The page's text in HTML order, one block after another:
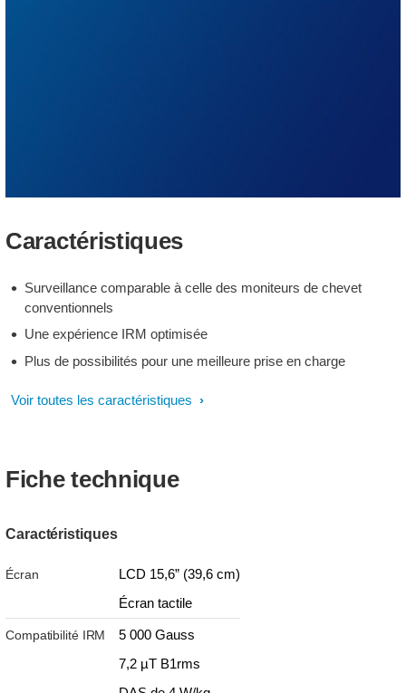
Caractéristiques
Surveillance comparable à celle des moniteurs de chevet
conventionnels
Une expérience IRM optimisée
Plus de possibilités pour une meilleure prise en charge
Voir toutes les caractéristiques
Fiche technique
Caractéristiques
Écran
LCD 15,6” (39,6 cm)
Écran tactile
Compatibilité IRM
5 000 Gauss
7,2 µT B1rms